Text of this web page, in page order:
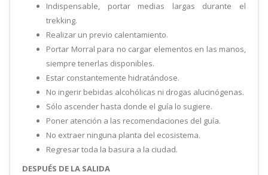
Indispensable, portar medias largas durante el
trekking.
Realizar un previo calentamiento.
Portar Morral para no cargar elementos en las manos,
siempre tenerlas disponibles.
Estar constantemente hidratándose.
No ingerir bebidas alcohólicas ni drogas alucinógenas.
Sólo ascender hasta donde el guía lo sugiere.
Poner atención a las recomendaciones del guía.
No extraer ninguna planta del ecosistema.
Regresar toda la basura a la ciudad.
DESPUÉS DE LA SALIDA